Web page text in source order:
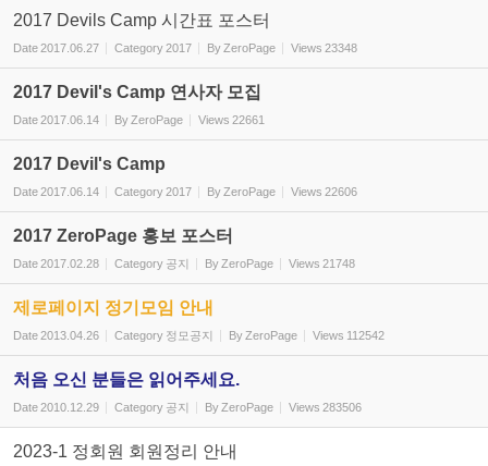
2017 Devils Camp 시간표 포스터
Date2017.06.27 Category2017 By ZeroPage Views 23348
2017 Devil's Camp 연사자 모집
Date2017.06.14 By ZeroPage Views 22661
2017 Devil's Camp
Date2017.06.14 Category2017 By ZeroPage Views 22606
2017 ZeroPage 홍보 포스터
Date2017.02.28 Category 공지 By ZeroPage Views 21748
제로페이지 정기모임 안내
Date2013.04.26 Category 정모공지 By ZeroPage Views 112542
처음 오신 분들은 읽어주세요.
Date2010.12.29 Category 공지 By ZeroPage Views 283506
2023-1 정회원 회원정리 안내